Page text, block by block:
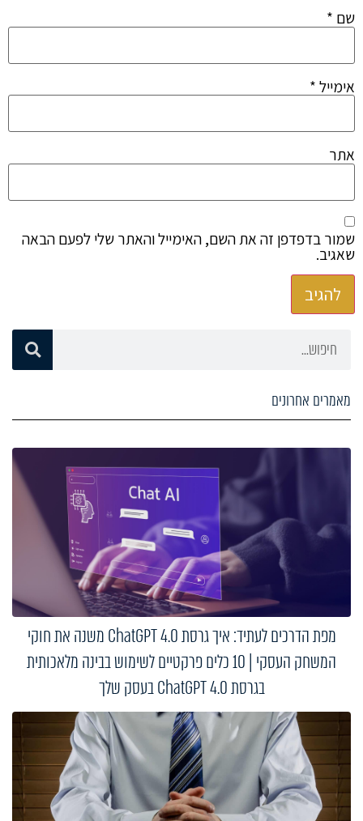
שם *
אימייל*
אתר
שמור בדפדפן זה את השם, האימייל והאתר שלי לפעם הבאה
שאגיב.
מאמרים אחרונים
מפת הדרכים לעתיד: איך גרסת ChatGPT 4.0 משנה את חוקי
המשחק העסקי | 10 כלים פרקטיים לשימוש בבינה מלאכותית
בגרסת ChatGPT 4.0 בעסק שלך